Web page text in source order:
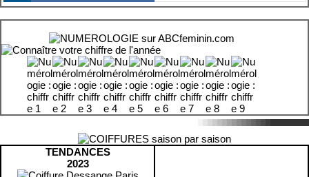
TENDANCES
2023